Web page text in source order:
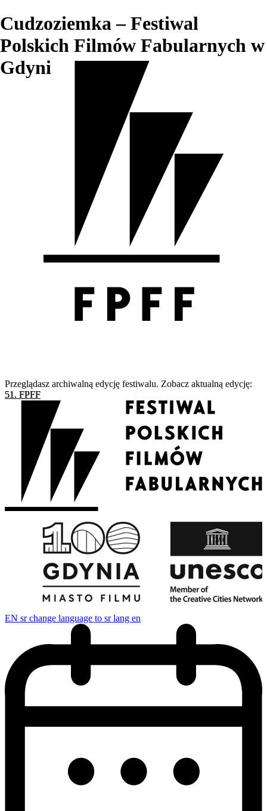
Cudzoziemka – Festiwal
Polskich Filmów Fabularnych w
Gdyni
Przeglądasz archiwalną edycję festiwalu. Zobacz aktualną edycję:
51. FPFF
EN sr change language to sr lang en